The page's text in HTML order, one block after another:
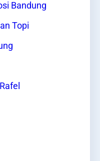
Bandung
Topi